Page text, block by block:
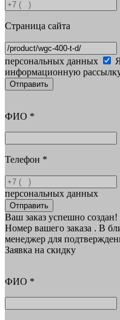
Страница сайта
персональных данных
информационную
Отправить
ФИО *
Телефон *
персональных данных
Отправить
Ваш заказ успешно создан!
Номер вашего заказа . В
менеджер для
Заявка на скидку
ФИО *